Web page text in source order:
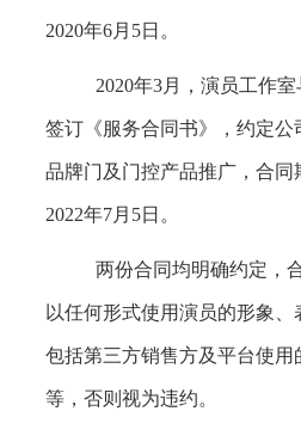
2020年6月5日。
2020年3月，演员工作
签订《服务合同书》，约定
品牌门及门控产品推广，合同
2022年7月5日。
两份合同均明确约定，
以任何形式使用演员的形象
包括第三方销售方及平台使
等，否则视为违约。